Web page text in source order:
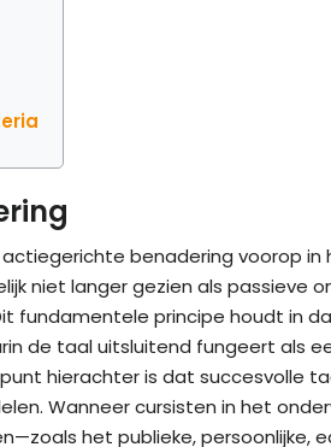
benadering voorop
niet langer gezien als
fundamentele principe houdt in
de taal uitsluitend fungeert als
hierachter is dat succesvolle
Wanneer cursisten in het
het publieke, persoonlijke,